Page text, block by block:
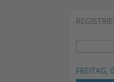
FREITAG,